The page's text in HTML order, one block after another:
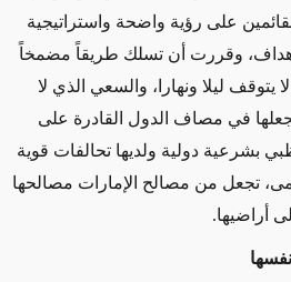
على رؤية واضحة واستراتيجية
وقررت أن تسلك طريقاً مضمخاً
يتوقف ليلا ونهارا، والسعي الذي لا
في مصاف الدول القادرة على
بشرعية دولية ولديها تحالفات قوية
تجعل من مصالح الإمارات مصالحها
أراضيها.